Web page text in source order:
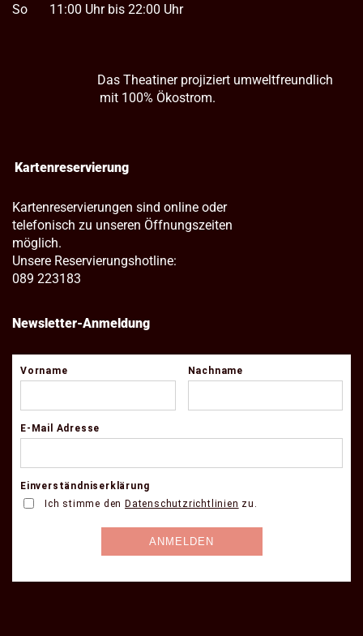
So
11:00 Uhr bis 22:00 Uhr
Das Theatiner projiziert umweltfreundlich
mit 100% Ökostrom.
Kartenreservierung
Kartenreservierungen sind online oder
telefonisch zu unseren Öffnungszeiten
möglich.
Unsere Reservierungshotline:
089 223183
Newsletter-Anmeldung